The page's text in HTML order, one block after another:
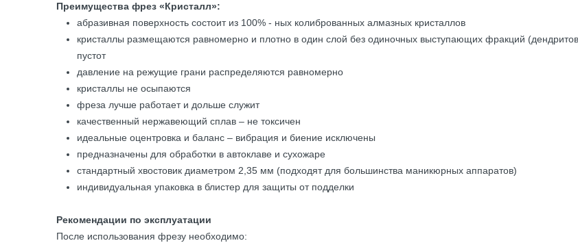
Преимущества фрез «Кристалл»:
абразивная поверхность состоит из 100% - ных колиброванных алмазных кристаллов
кристаллы размещаются равномерно и плотно в один слой без одиночных выступающих фракций
пустот
давление на режущие грани распределяются равномерно
кристаллы не осыпаются
фреза лучше работает и дольше служит
качественный нержавеющий сплав – не токсичен
идеальные оцентровка и баланс – вибрация и биение исключены
предназначены для обработки в автоклаве и сухожаре
стандартный хвостовик диаметром 2,35 мм (подходят для большинства маникюрных аппаратов)
индивидуальная упаковка в блистер для защиты от подделки
Рекомендации по эксплуатации
После использования фрезу необходимо: